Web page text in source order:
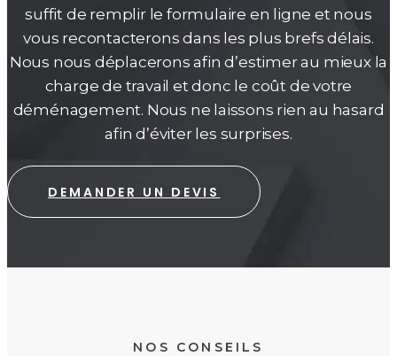
suffit de remplir le formulaire en ligne et nous
vous recontacterons dans les plus brefs délais.
Nous nous déplacerons afin d’estimer au mieux la
charge de travail et donc le coût de votre
déménagement. Nous ne laissons rien au hasard
afin d’éviter les surprises.
DEMANDER UN DEVIS
NOS CONSEILS